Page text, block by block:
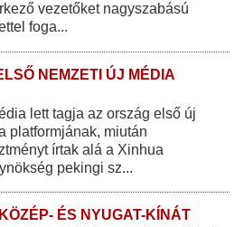
vezetőket nagyszabású
foga...
NEMZETI ÚJ MÉDIA
lett tagja az ország első új
platformjának, miután
írtak alá a Xinhua
pekingi sz...
ÉS NYUGAT-KÍNÁT